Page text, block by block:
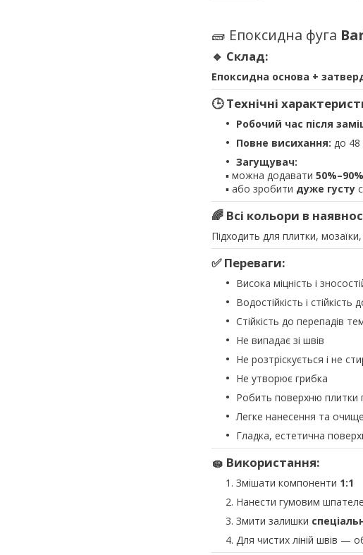
🧱 Епоксидна фуга
🔹 Склад:
Епоксидна основа +
🕒 Технічні
Робочий час після
Повне висихання: до 48
Загущувач:
▪ можна додавати 50%–90%
▪ або зробити дуже густу
🌈 Всі кольори в
Підходить для плитки,
✅ Переваги:
Висока міцність і
Водостійкість і стійкість
Стійкість до перепадів
Не випадає зі швів
Не розтріскується і не
Не утворює грибка
Робить поверхню плитки
Легке нанесення та
Гладка, естетична
🧽 Використання:
Змішати компоненти 1:1
Нанести гумовим
Змити залишки
Для чистих ліній швів —